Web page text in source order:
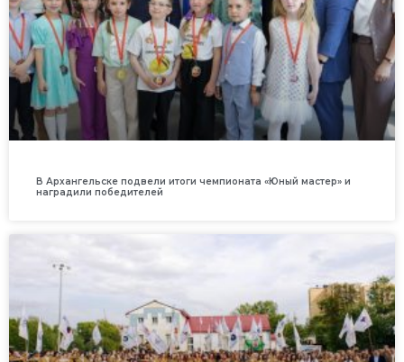
В Архангельске подвели итоги чемпионата «Юный мастер» и
наградили победителей